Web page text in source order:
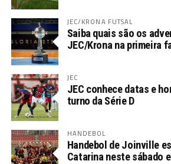
JEC/KRONA FUTSAL
Saiba quais são os
JEC/Krona na primeira
JEC
JEC conhece datas e
turno da Série D
HANDEBOL
Handebol de Joinville
Catarina neste sábado